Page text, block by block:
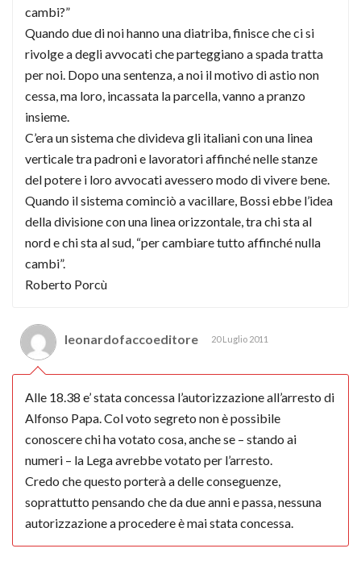
cambi?”
Quando due di noi hanno una diatriba, finisce che ci si
rivolge a degli avvocati che parteggiano a spada tratta
per noi. Dopo una sentenza, a noi il motivo di astio non
cessa, ma loro, incassata la parcella, vanno a pranzo
insieme.
C’era un sistema che divideva gli italiani con una linea
verticale tra padroni e lavoratori affinché nelle stanze
del potere i loro avvocati avessero modo di vivere bene.
Quando il sistema cominciò a vacillare, Bossi ebbe l’idea
della divisione con una linea orizzontale, tra chi sta al
nord e chi sta al sud, “per cambiare tutto affinché nulla
cambi”.
Roberto Porcù
leonardofaccoeditore 20 Luglio 2011
Alle 18.38 e’ stata concessa l’autorizzazione all’arresto di
Alfonso Papa. Col voto segreto non è possibile
conoscere chi ha votato cosa, anche se – stando ai
numeri – la Lega avrebbe votato per l’arresto.
Credo che questo porterà a delle conseguenze,
soprattutto pensando che da due anni e passa, nessuna
autorizzazione a procedere è mai stata concessa.